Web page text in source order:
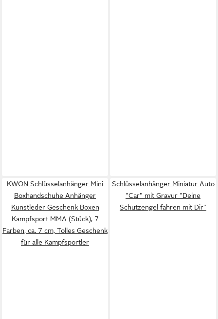
KWON Schlüsselanhänger Mini
Boxhandschuhe Anhänger
Kunstleder Geschenk Boxen
Kampfsport MMA (Stück), 7
Farben, ca. 7 cm, Tolles Geschenk
für alle Kampfsportler
Schlüsselanhänger Miniatur Auto
"Car" mit Gravur "Deine
Schutzengel fahren mit Dir"